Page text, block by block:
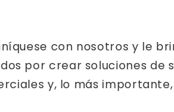
con nosotros y le
por crear soluciones
y, lo más